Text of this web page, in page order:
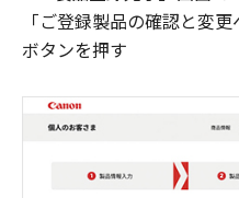
「ご登録製品の確認と変更
ボタンを押す